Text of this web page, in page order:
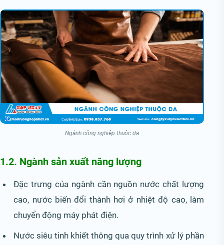
Ngành công nghiệp thuộc da
1.2. Ngành sản xuất năng lượng
Đặc trưng của ngành cần nguồn nước chất lượng
cao, nước biến đổi thành hơi ở nhiệt độ cao, làm
chuyển động máy phát điện.
Nước siêu tinh khiết thông qua quy trình xử lý phần